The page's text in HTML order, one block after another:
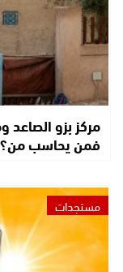
مركز بزو
فمن يحاسب من؟
مستجدات